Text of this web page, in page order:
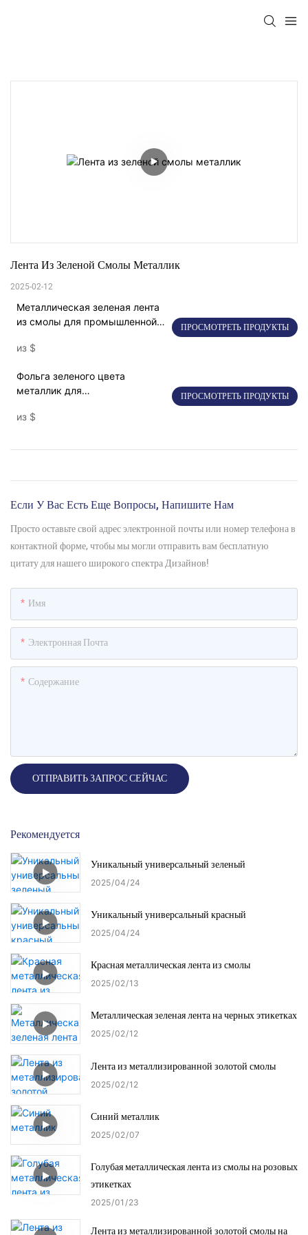
Лента Из Зеленой Смолы Металлик
2025-02-12
Металлическая зеленая лента
из смолы для промышленной
из $
ПРОСМОТРЕТЬ ПРОДУКТЫ
Фольга зеленого цвета
металлик для
SNR8026
из $
ПРОСМОТРЕТЬ ПРОДУКТЫ
Если У Вас Есть Еще Вопросы, Напишите Нам
Просто оставьте свой адрес электронной почты или номер телефона в
контактной форме, чтобы мы могли отправить вам бесплатную
цитату для нашего широкого спектра Дизайнов!
Имя
Электронная Почта
Содержание
ОТПРАВИТЬ ЗАПРОС СЕЙЧАС
Рекомендуется
Уникальный универсальный зеленый
2025 04 24
Уникальный универсальный красный
2025 04 24
Красная металлическая лента из смолы
2025 02 13
Металлическая зеленая лента на черных этикетках
2025 02 12
Лента из металлизированной золотой смолы
2025 02 12
Синий металлик
2025 02 07
Голубая металлическая лента из смолы на розовых
этикетках
2025 01 23
Лента из металлизированной золотой смолы на